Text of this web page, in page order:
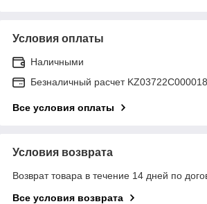
Условия оплаты
Наличными
Безналичный расчет
Все условия оплаты
Условия возврата
Возврат товара в течение 14 дней по
Все условия возврата